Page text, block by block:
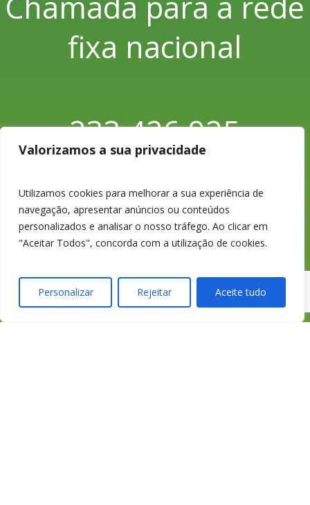
Valorizamos a sua privacidade
Utilizamos cookies para melhorar a sua experiência de
navegação, apresentar anúncios ou conteúdos
personalizados e analisar o nosso tráfego. Ao clicar em
"Aceitar Todos", concorda com a utilização de cookies.
Personalizar Rejeitar Aceite tudo
fixa nacional
233 426 925
Chamada para a rede
fixa nacional